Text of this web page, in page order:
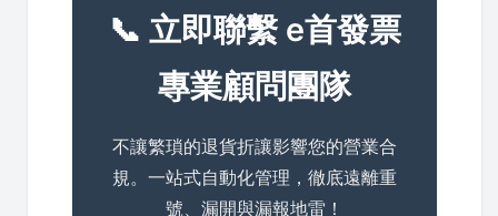
📞 立即聯繫 e首發票
專業顧問團隊
不讓繁瑣的退貨折讓影響您的營業合
規。一站式自動化管理，徹底遠離重
號、漏開與漏報地雷！